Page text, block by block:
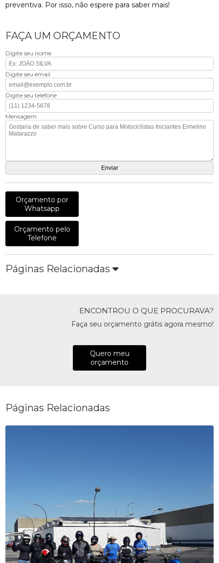
preventiva. Por isso, não espere para saber mais!
FAÇA UM ORÇAMENTO
Digite seu nome
Digite seu email
Digite seu telefone
Mensagem
Orçamento por
Whatsapp
Orçamento pelo
Telefone
Páginas Relacionadas
ENCONTROU O QUE PROCURAVA?
Faça seu orçamento grátis agora mesmo!
Quero meu
orçamento
Páginas Relacionadas